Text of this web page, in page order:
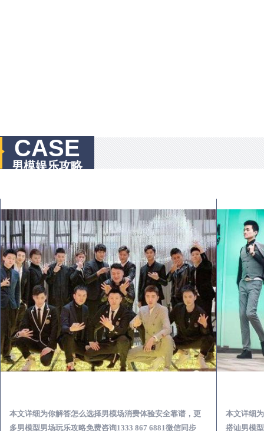
CASE
男模娱乐攻略
本文详细为你解答怎么选择男模场消费体验安全靠谱，更
多男模型男场玩乐攻略免费咨询1333 867 6881微信同步
本文详细
搭讪男模